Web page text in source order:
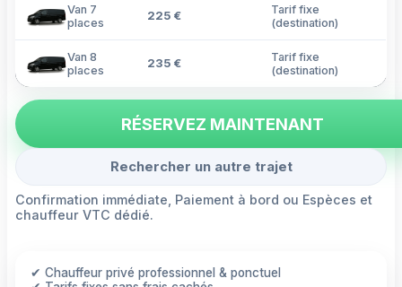
Van 7
places
225 €
Tarif fixe
(destination)
Van 8
places
235 €
Tarif fixe
(destination)
RÉSERVEZ MAINTENANT
Rechercher un autre trajet
Confirmation immédiate, Paiement à bord ou Espèces et
chauffeur VTC dédié.
✔ Chauffeur privé professionnel & ponctuel